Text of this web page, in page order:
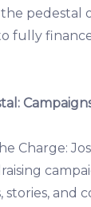
pedestal
fully
Charge:
stories, and